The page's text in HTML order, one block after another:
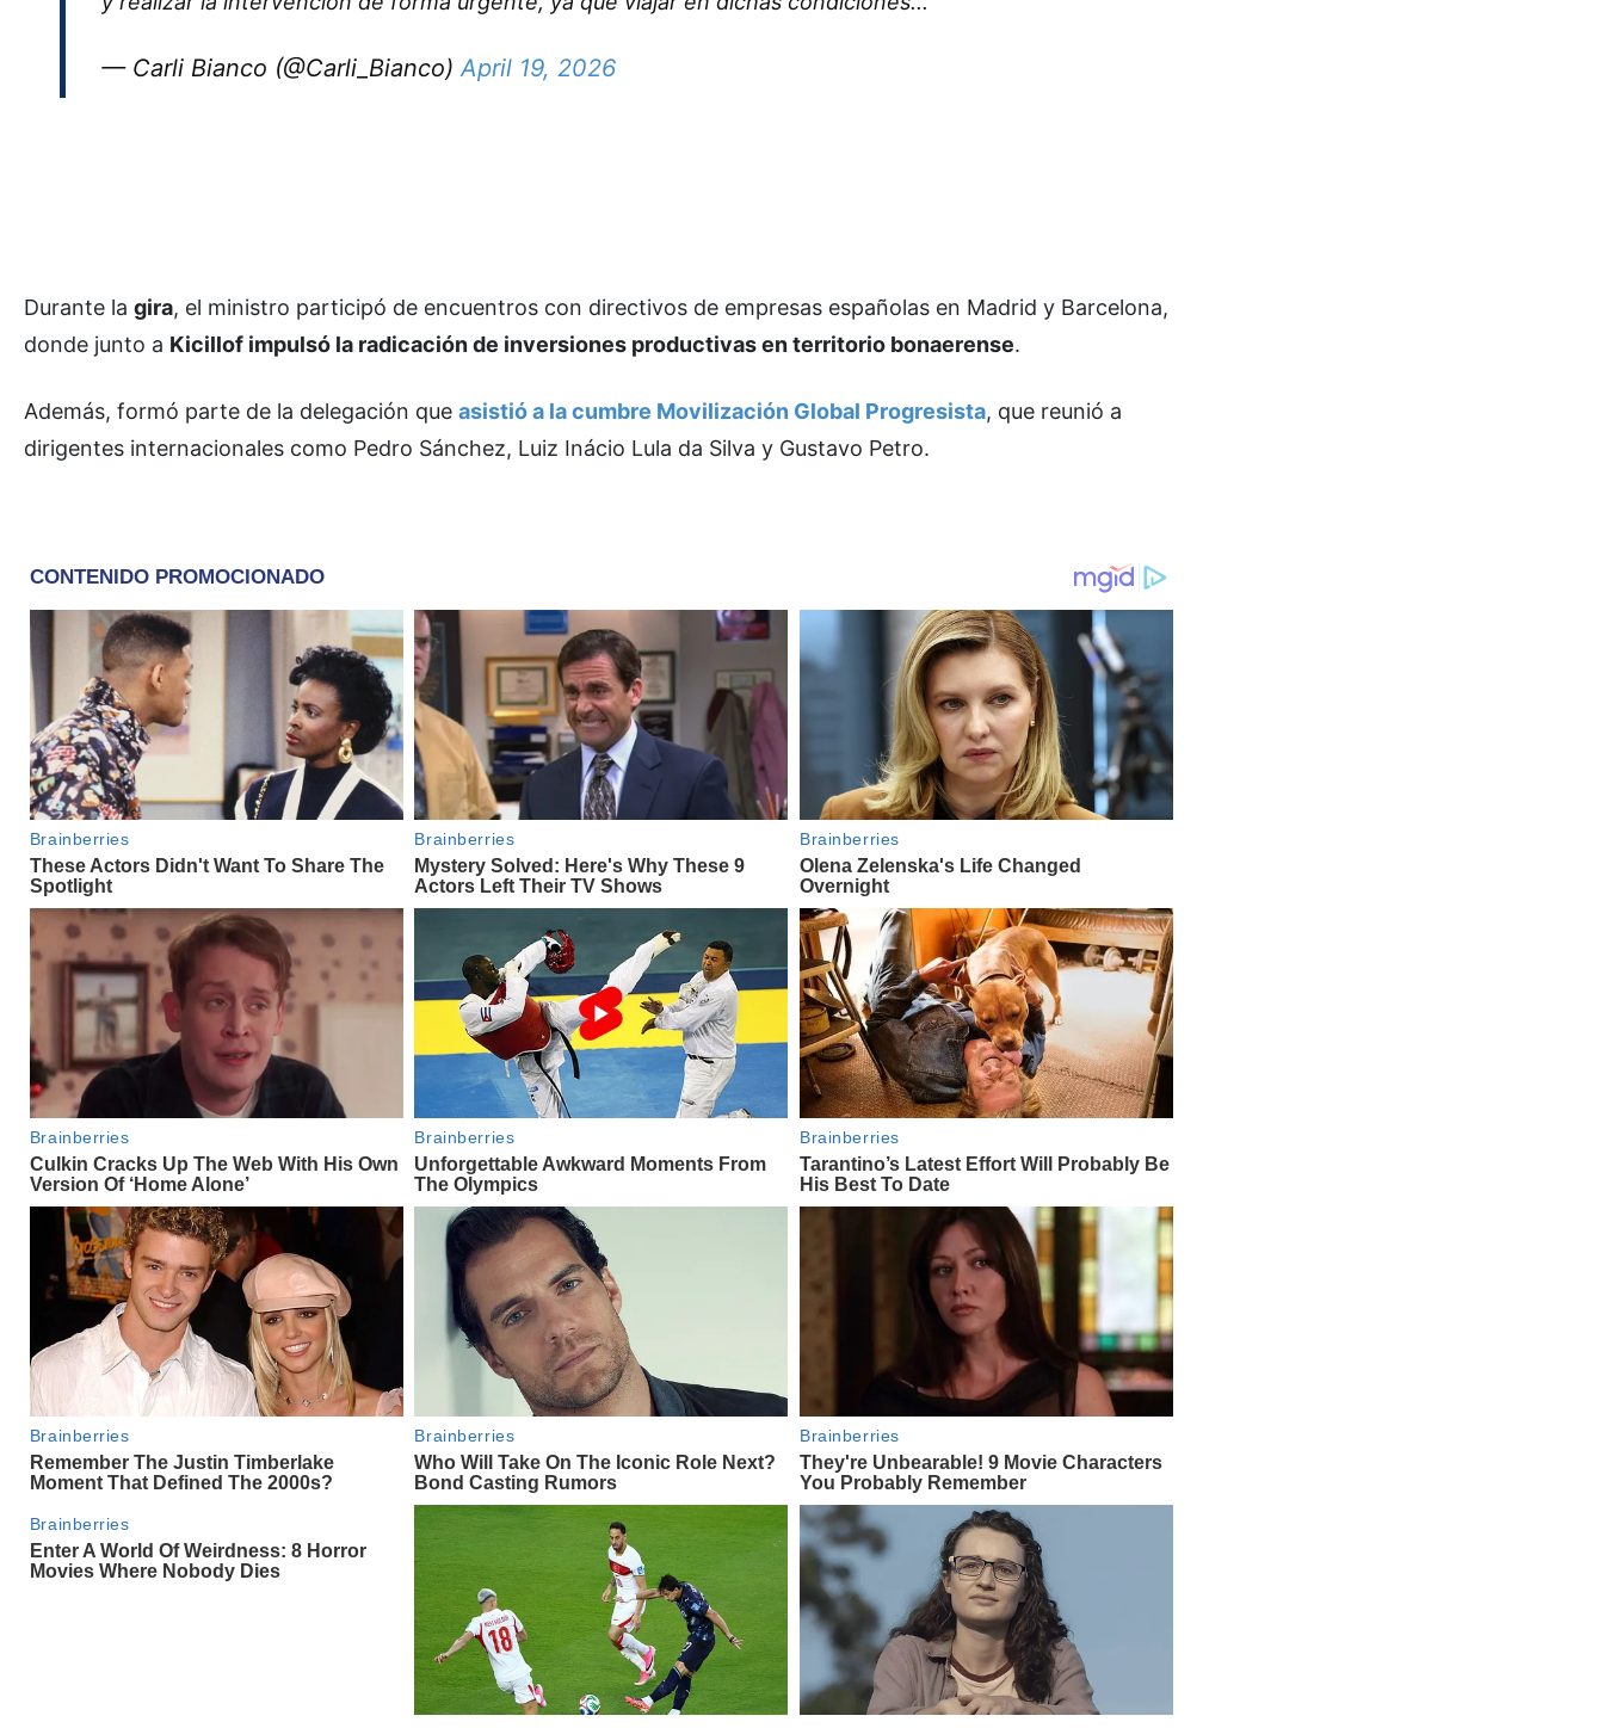
— Carli Bianco (@Carli_Bianco) April 19, 2026
Durante la gira, el ministro participó de encuentros con directivos de empresas españolas en Madrid y Barcelona,
donde junto a Kicillof impulsó la radicación de inversiones productivas en territorio bonaerense.
Además, formó parte de la delegación que asistió a la cumbre Movilización Global Progresista, que reunió a
dirigentes internacionales como Pedro Sánchez, Luiz Inácio Lula da Silva y Gustavo Petro.